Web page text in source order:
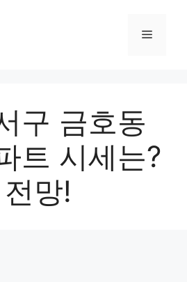
Menu
구 금호동
트 시세는?
망!